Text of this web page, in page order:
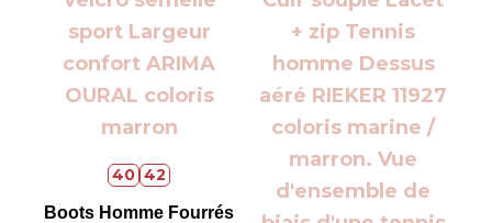
40 42
Boots Homme Fourrés